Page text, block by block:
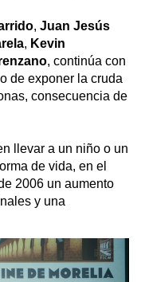
, Juan Jesús
, Kevin
, continúa con
de exponer la cruda
consecuencia de
llevar a un niño o un
de vida, en el
2006 un aumento
y una